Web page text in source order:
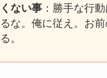
ない事 ：勝手な行
な。俺に従え。お
。